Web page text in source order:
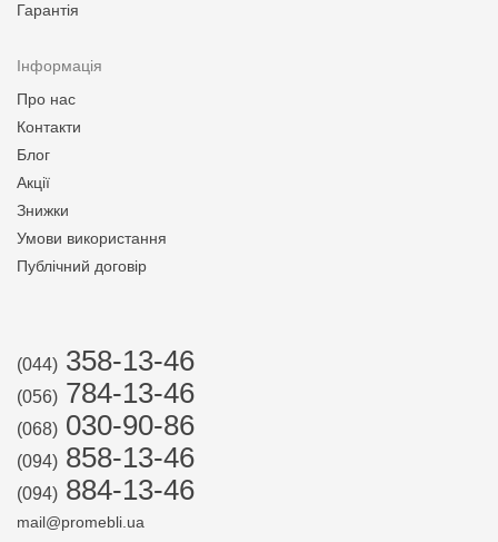
Гарантія
Інформація
Про нас
Контакти
Блог
Акції
Знижки
Умови використання
Публічний договір
(044) 358-13-46
(056) 784-13-46
(068) 030-90-86
(094) 858-13-46
(094) 884-13-46
mail@promebli.ua